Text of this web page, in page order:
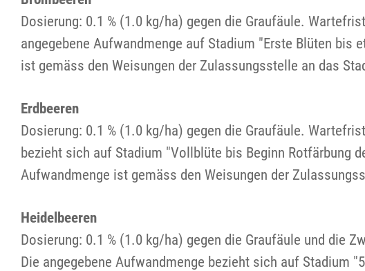
Dosierung: 0.1 % (1.0 kg/ha) gegen die Graufäule.
angegebene Aufwandmenge auf Stadium "Erste Blüten bis
ist gemäss den Weisungen der Zulassungsstelle an das
Erdbeeren
Dosierung: 0.1 % (1.0 kg/ha) gegen die Graufäule.
bezieht sich auf Stadium "Vollblüte bis Beginn Rotfärbung
Aufwandmenge ist gemäss den Weisungen der
Heidelbeeren
Dosierung: 0.1 % (1.0 kg/ha) gegen die Graufäule und die
Die angegebene Aufwandmenge bezieht sich auf Stadium